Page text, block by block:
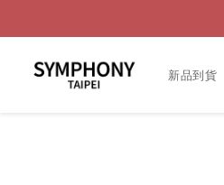
新品到貨